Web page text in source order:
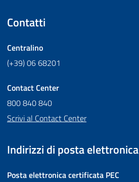
Contatti
Centralino
(+39) 06 68201
Contact Center
800 840 840
Scrivi al Contact Center
Indirizzi di posta elettronica
Posta elettronica certificata PEC